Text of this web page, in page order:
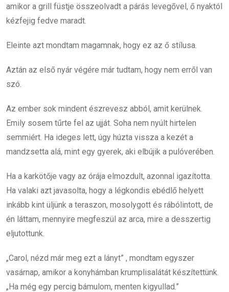
amikor a grill füstje összeolvadt a párás levegővel, ő nyaktól
kézfejig fedve maradt.
Eleinte azt mondtam magamnak, hogy ez az ő stílusa.
Aztán az első nyár végére már tudtam, hogy nem erről van
szó.
Az ember sok mindent észrevesz abból, amit kerülnek.
Emily sosem tűrte fel az ujját. Soha nem nyúlt hirtelen
semmiért. Ha ideges lett, úgy húzta vissza a kezét a
mandzsetta alá, mint egy gyerek, aki elbújik a pulóverében.
Ha a karkötője vagy az órája elmozdult, azonnal igazította.
Ha valaki azt javasolta, hogy a légkondis ebédlő helyett
inkább kint üljünk a teraszon, mosolygott és rábólintott, de
én láttam, mennyire megfeszül az arca, mire a desszertig
eljutottunk.
„Carol, nézd már meg ezt a lányt” , mondtam egyszer
vasárnap, amikor a konyhámban krumplisalátát készítettünk.
„Ha még egy percig bámulom, menten kigyullad.”